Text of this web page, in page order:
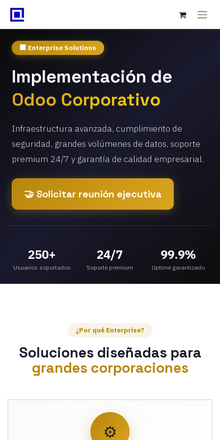
🏢 Enterprise Solutions
Implementación de
Odoo Corporativo
Infraestructura avanzada, cumplimiento de
seguridad, grandes volúmenes de datos, soporte
premium 24/7 y garantía de calidad empresarial.
🤝 Solicitar reunión ejecutiva
250+
Usuarios soportados
24/7
Soporte premium
99.9%
Uptime garantizado
¿Por qué Enterprise?
Soluciones diseñadas para
grandes corporaciones
⚙️